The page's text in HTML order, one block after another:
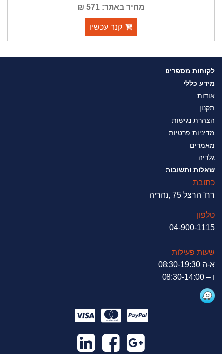
מחיר באתר: 571 ₪
קנה עכשיו
לקוחות מספרים
מידע כללי
אודות
תקנון
הצהרת נגישות
מדיניות פרטיות
מאמרים
גלריה
שאלות ותשובות
כתובת
רח' הרצל 75 ,נהריה
טלפון
04-900-1115
שעות פעילות
א-ה 08:30-19:30
ו – 08:30-14:00